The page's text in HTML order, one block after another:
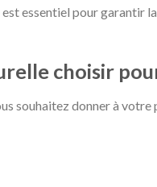
essentiel pour garantir
choisir
souhaitez donner à